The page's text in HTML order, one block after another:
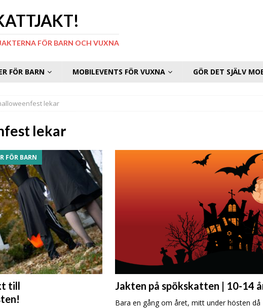
FÖR BARN OCH VUXNA
FÖR BARN MOBILEVENTS FÖR VUXNA GÖR DET SJÄLV
lekar
lekar
FÖR BARN
till
Jakten på spökskatten | 10-14
Bara en gång om året, mitt under hösten då